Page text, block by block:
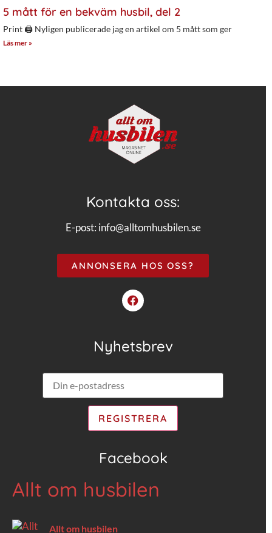
5 mått för en bekväm husbil, del 2
Print 🖨 Nyligen publicerade jag en artikel om 5 mått som ger
Läs mer »
Kontakta oss:
E-post: info@alltomhusbilen.se
ANNONSERA HOS OSS?
Nyhetsbrev
Facebook
Allt om husbilen
Allt om husbilen